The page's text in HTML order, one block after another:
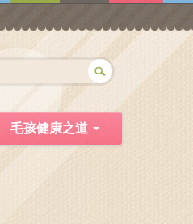
毛孩健康之道